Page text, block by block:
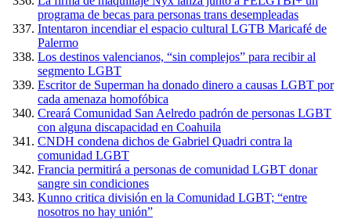
programa de becas para personas trans desempleadas
Intentaron incendiar el espacio cultural LGTB Maricafé de
Palermo
Los destinos valencianos, “sin complejos” para recibir al
segmento LGBT
Escritor de Superman ha donado dinero a causas LGBT por
cada amenaza homofóbica
Creará Comunidad San Aelredo padrón de personas LGBT
con alguna discapacidad en Coahuila
CNDH condena dichos de Gabriel Quadri contra la
comunidad LGBT
Francia permitirá a personas de comunidad LGBT donar
sangre sin condiciones
Kunno critica división en la Comunidad LGBT; “entre
nosotros no hay unión”